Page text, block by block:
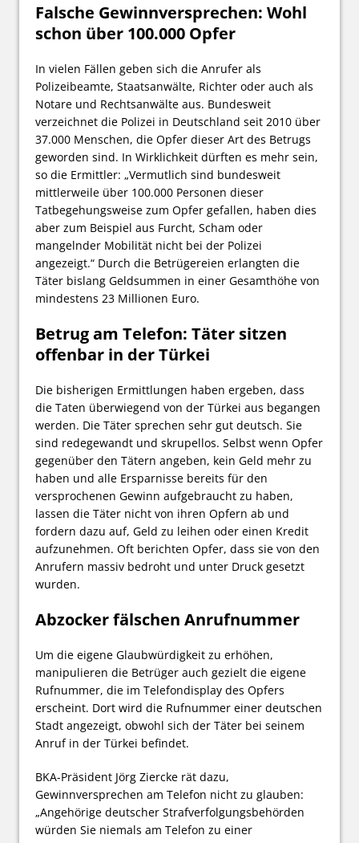
Falsche Gewinnversprechen: Wohl
schon über 100.000 Opfer
In vielen Fällen geben sich die Anrufer als
Polizeibeamte, Staatsanwälte, Richter oder auch als
Notare und Rechtsanwälte aus. Bundesweit
verzeichnet die Polizei in Deutschland seit 2010 über
37.000 Menschen, die Opfer dieser Art des Betrugs
geworden sind. In Wirklichkeit dürften es mehr sein,
so die Ermittler: „Vermutlich sind bundesweit
mittlerweile über 100.000 Personen dieser
Tatbegehungsweise zum Opfer gefallen, haben dies
aber zum Beispiel aus Furcht, Scham oder
mangelnder Mobilität nicht bei der Polizei
angezeigt.“ Durch die Betrügereien erlangten die
Täter bislang Geldsummen in einer Gesamthöhe von
mindestens 23 Millionen Euro.
Betrug am Telefon: Täter sitzen
offenbar in der Türkei
Die bisherigen Ermittlungen haben ergeben, dass
die Taten überwiegend von der Türkei aus begangen
werden. Die Täter sprechen sehr gut deutsch. Sie
sind redegewandt und skrupellos. Selbst wenn Opfer
gegenüber den Tätern angeben, kein Geld mehr zu
haben und alle Ersparnisse bereits für den
versprochenen Gewinn aufgebraucht zu haben,
lassen die Täter nicht von ihren Opfern ab und
fordern dazu auf, Geld zu leihen oder einen Kredit
aufzunehmen. Oft berichten Opfer, dass sie von den
Anrufern massiv bedroht und unter Druck gesetzt
wurden.
Abzocker fälschen Anrufnummer
Um die eigene Glaubwürdigkeit zu erhöhen,
manipulieren die Betrüger auch gezielt die eigene
Rufnummer, die im Telefondisplay des Opfers
erscheint. Dort wird die Rufnummer einer deutschen
Stadt angezeigt, obwohl sich der Täter bei seinem
Anruf in der Türkei befindet.
BKA-Präsident Jörg Ziercke rät dazu,
Gewinnversprechen am Telefon nicht zu glauben:
„Angehörige deutscher Strafverfolgungsbehörden
würden Sie niemals am Telefon zu einer